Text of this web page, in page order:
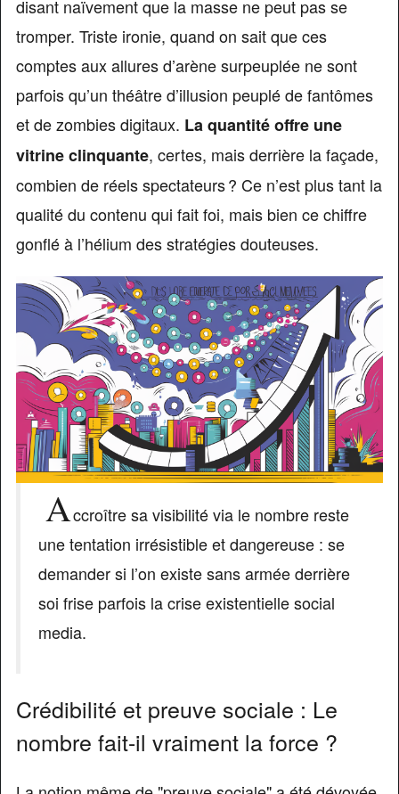
disant naïvement que la masse ne peut pas se
tromper. Triste ironie, quand on sait que ces
comptes aux allures d’arène surpeuplée ne sont
parfois qu’un théâtre d’illusion peuplé de fantômes
et de zombies digitaux. La quantité offre une
vitrine clinquante, certes, mais derrière la façade,
combien de réels spectateurs ? Ce n’est plus tant la
qualité du contenu qui fait foi, mais bien ce chiffre
gonflé à l’hélium des stratégies douteuses.
Accroître sa visibilité via le nombre reste
une tentation irrésistible et dangereuse : se
demander si l’on existe sans armée derrière
soi frise parfois la crise existentielle social
media.
Crédibilité et preuve sociale : Le
nombre fait-il vraiment la force ?